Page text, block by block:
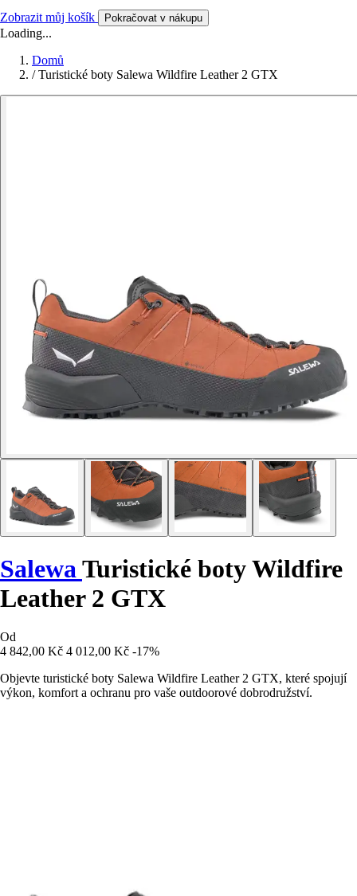
Zobrazit můj košík Pokračovat v nákupu
Loading...
Domů
/ Turistické boty Salewa Wildfire Leather 2 GTX
Salewa Turistické boty Wildfire
Leather 2 GTX
Od
4 842,00 Kč 4 012,00 Kč -17%
Objevte turistické boty Salewa Wildfire Leather 2 GTX, které spojují
výkon, komfort a ochranu pro vaše outdoorové dobrodružství.